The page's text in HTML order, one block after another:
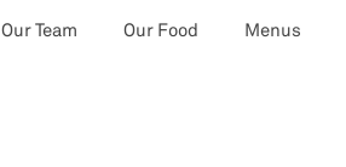
Our Team Our Food Menus